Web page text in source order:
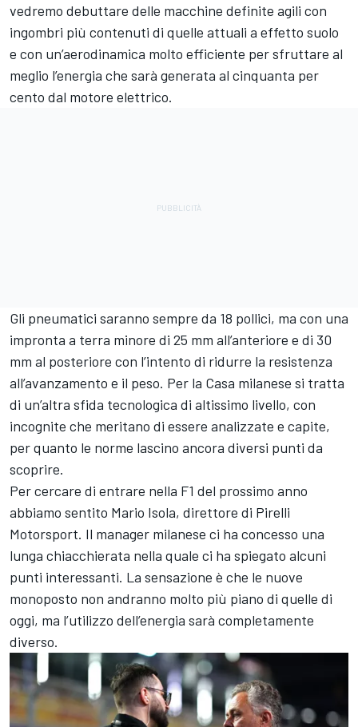
vedremo debuttare delle macchine definite agili con
ingombri più contenuti di quelle attuali a effetto suolo
e con un’aerodinamica molto efficiente per sfruttare al
meglio l’energia che sarà generata al cinquanta per
cento dal motore elettrico.
Gli pneumatici saranno sempre da 18 pollici, ma con una
impronta a terra minore di 25 mm all’anteriore e di 30
mm al posteriore con l’intento di ridurre la resistenza
all’avanzamento e il peso. Per la Casa milanese si tratta
di un’altra sfida tecnologica di altissimo livello, con
incognite che meritano di essere analizzate e capite,
per quanto le norme lascino ancora diversi punti da
scoprire.
Per cercare di entrare nella F1 del prossimo anno
abbiamo sentito Mario Isola, direttore di Pirelli
Motorsport. Il manager milanese ci ha concesso una
lunga chiacchierata nella quale ci ha spiegato alcuni
punti interessanti. La sensazione è che le nuove
monoposto non andranno molto più piano di quelle di
oggi, ma l’utilizzo dell’energia sarà completamente
diverso.